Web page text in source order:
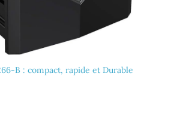
B : compact, rapide et Durable